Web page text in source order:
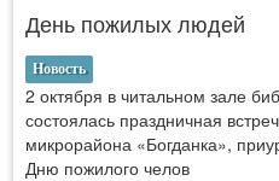
День пожилых людей
Новость
2 октября в читальном зале
состоялась праздничная
микрорайона «Богданка»,
Дню пожилого челов